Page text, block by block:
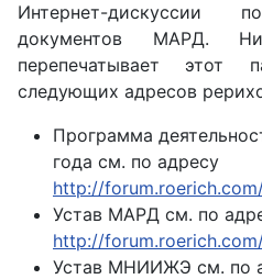
Интернет-
документов МАРД.
перепечатывает этот
следующих адресов
Программа
года см. по адресу
http://
Устав МАРД см. по
http://
Устав МНИИЖЭ см. по